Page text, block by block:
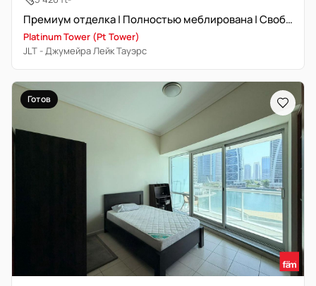
Премиум отделка | Полностью меблирована | Свободна | DMCC
Platinum Tower (Pt Tower)
JLT - Джумейра Лейк Тауэрс
Готов